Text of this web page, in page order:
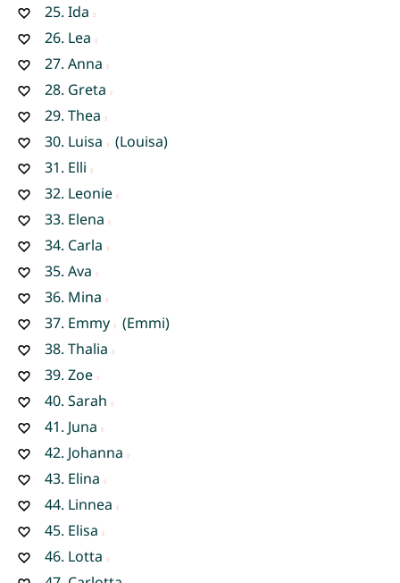
25. Ida
26. Lea
27. Anna
28. Greta
29. Thea
30. Luisa
(Louisa)
31. Elli
32. Leonie
33. Elena
34. Carla
35. Ava
36. Mina
37. Emmy
(Emmi)
38. Thalia
39. Zoe
40. Sarah
41. Juna
42. Johanna
43. Elina
44. Linnea
45. Elisa
46. Lotta